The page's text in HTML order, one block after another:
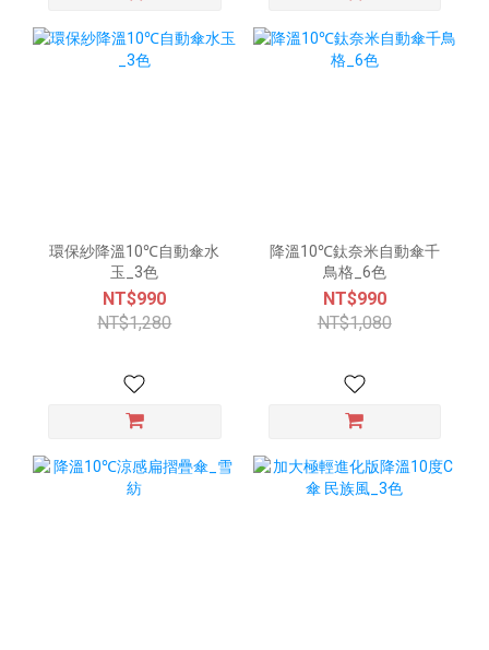
環保紗降溫10℃自動傘水
玉_3色
NT$990
NT$1,280
降溫10℃鈦奈米自動傘千
鳥格_6色
NT$990
NT$1,080